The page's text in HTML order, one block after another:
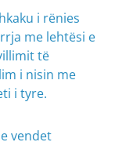
i rënies
me lehtësi e
të
i nisin me
i tyre.
vendet